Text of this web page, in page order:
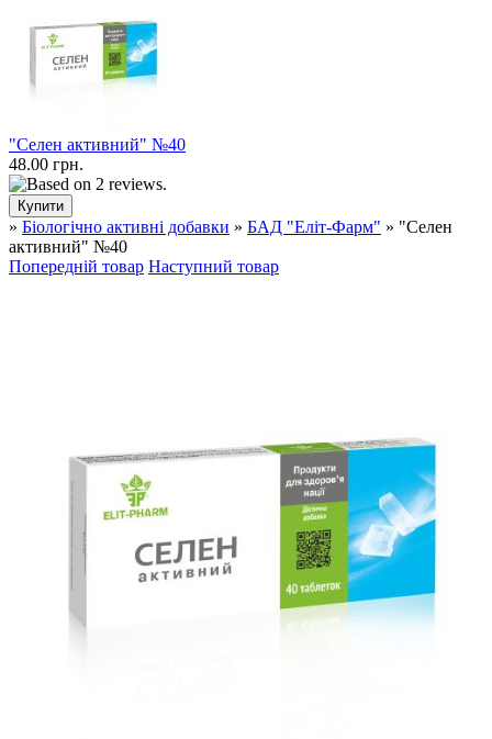
"Селен активний" №40
48.00 грн.
» Біологічно активні добавки » БАД "Еліт-Фарм" » "Селен
активний" №40
Попередній товар Наступний товар